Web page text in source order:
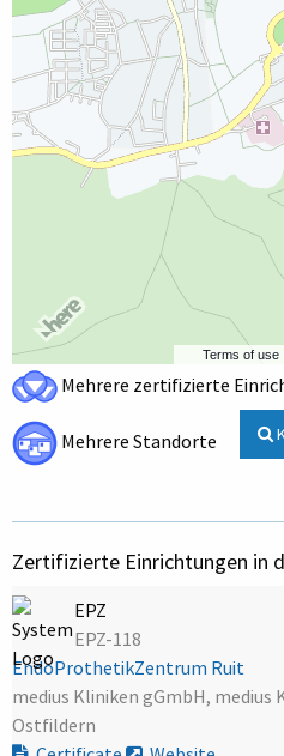
Terms of use
Mehrere zertifizierte
Mehrere Standorte
Zertifizierte Einrichtungen in
EPZ
EPZ-118
EndoProthetikZentrum Ruit
medius Kliniken gGmbH,
Ostfildern